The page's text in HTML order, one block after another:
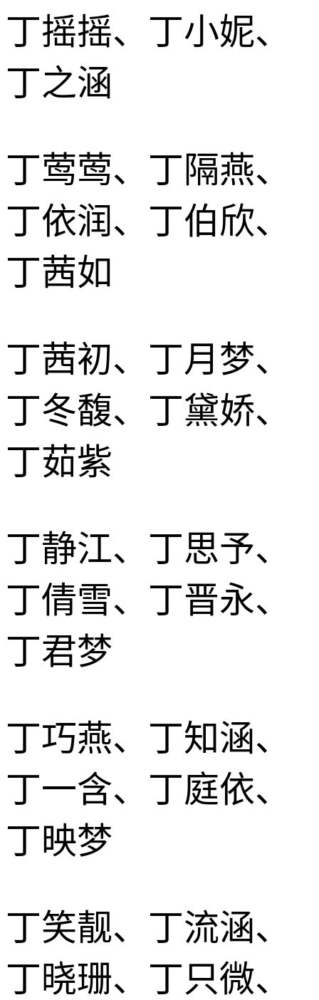
丁摇摇、丁小妮、
丁之涵
丁莺莺、丁隔燕、
丁依润、丁伯欣、
丁茜如
丁茜初、丁月梦、
丁冬馥、丁黛娇、
丁茹紫
丁静江、丁思予、
丁倩雪、丁晋永、
丁君梦
丁巧燕、丁知涵、
丁一含、丁庭依、
丁映梦
丁笑靓、丁流涵、
丁晓珊、丁只微、